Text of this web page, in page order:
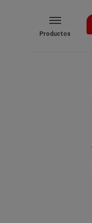
Productos